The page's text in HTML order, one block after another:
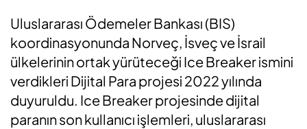
Uluslararası Ödemeler Bankası (BIS)
koordinasyonunda Norveç, İsveç ve İsrail
ülkelerinin ortak yürüteceği Ice Breaker ismini
verdikleri Dijital Para projesi 2022 yılında
duyuruldu. Ice Breaker projesinde dijital
paranın son kullanıcı işlemleri, uluslararası